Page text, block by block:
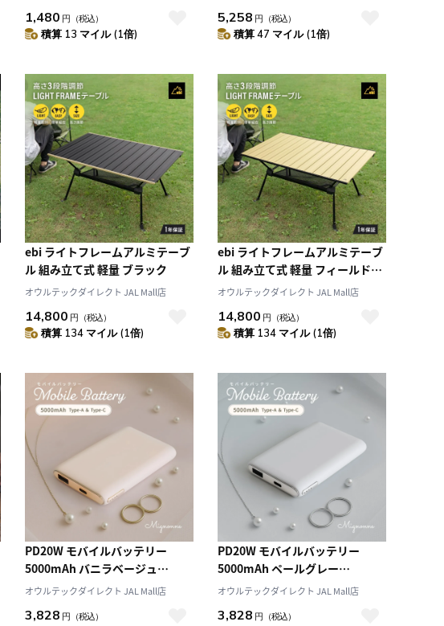
1,480 円 （税込）
積算 13 マイル (1倍)
5,258 円 （税込）
積算 47 マイル (1倍)
ebi ライトフレームアルミテーブ
ル 組み立て式 軽量 ブラック
オウルテックダイレクト JAL Mall店
14,800 円 （税込）
積算 134 マイル (1倍)
ebi ライトフレームアルミテーブ
ル 組み立て式 軽量 フィールドベ
ージュ
オウルテックダイレクト JAL Mall店
14,800 円 （税込）
積算 134 マイル (1倍)
PD20W モバイルバッテリー
5000mAh バニラベージュ
Mignonne(ミニョン)
オウルテックダイレクト JAL Mall店
3,828 円 （税込）
PD20W モバイルバッテリー
5000mAh ペールグレー
Mignonne(ミニョン)
オウルテックダイレクト JAL Mall店
3,828 円 （税込）